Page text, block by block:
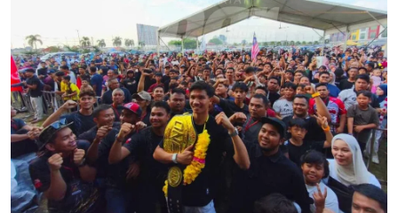
Pelaburan institusi berbeza
dengan Individu